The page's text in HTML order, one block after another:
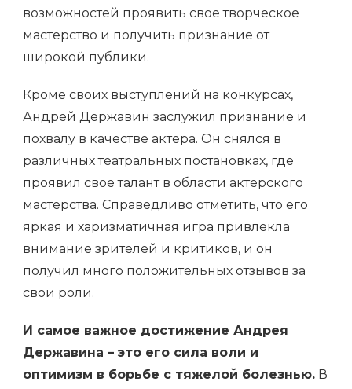
возможностей проявить свое творческое
мастерство и получить признание от
широкой публики.
Кроме своих выступлений на конкурсах,
Андрей Державин заслужил признание и
похвалу в качестве актера. Он снялся в
различных театральных постановках, где
проявил свое талант в области актерского
мастерства. Справедливо отметить, что его
яркая и харизматичная игра привлекла
внимание зрителей и критиков, и он
получил много положительных отзывов за
свои роли.
И самое важное достижение Андрея
Державина – это его сила воли и
оптимизм в борьбе с тяжелой болезнью. В